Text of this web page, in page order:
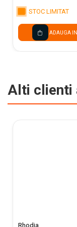
STOC LIMITAT
ADAUGA
Alti clienti
Rhodia